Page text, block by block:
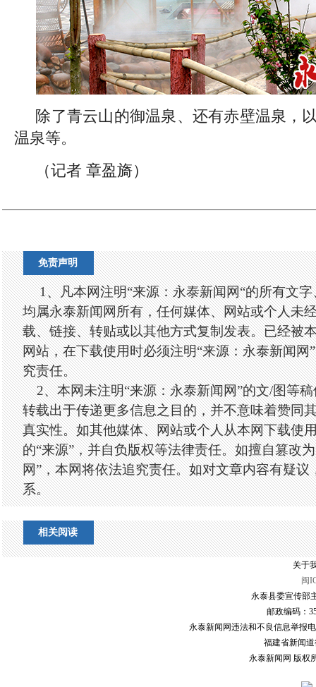
除了青云山的御温泉、还有赤壁温泉，
温泉等。
（记者 章盈旖）
免责声明
1、凡本网注明“来源：永泰新闻网“的所有文
均属永泰新闻网所有，任何媒体、网站或个人未
载、链接、转贴或以其他方式复制发表。已经被
网站，在下载使用时必须注明“来源：永泰新闻网
究责任。
2、本网未注明“来源：永泰新闻网”的文/图等稿
转载出于传递更多信息之目的，并不意味着赞同
真实性。如其他媒体、网站或个人从本网下载使
的“来源”，并自负版权等法律责任。如擅自篡改
网”，本网将依法追究责任。如对文章内容有疑议
系。
相关阅读
关于
闽
永泰县委宣传部
邮政编码：
永泰新闻网违法和不良信息举报电
福建省新闻道
永泰新闻网 版权